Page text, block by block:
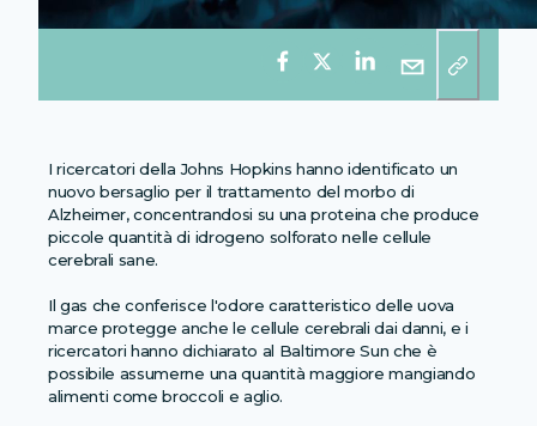
I ricercatori della Johns Hopkins hanno identificato un
nuovo bersaglio per il trattamento del morbo di
Alzheimer, concentrandosi su una proteina che produce
piccole quantità di idrogeno solforato nelle cellule
cerebrali sane.
Il gas che conferisce l'odore caratteristico delle uova
marce protegge anche le cellule cerebrali dai danni, e i
ricercatori hanno dichiarato al Baltimore Sun che è
possibile assumerne una quantità maggiore mangiando
alimenti come broccoli e aglio.